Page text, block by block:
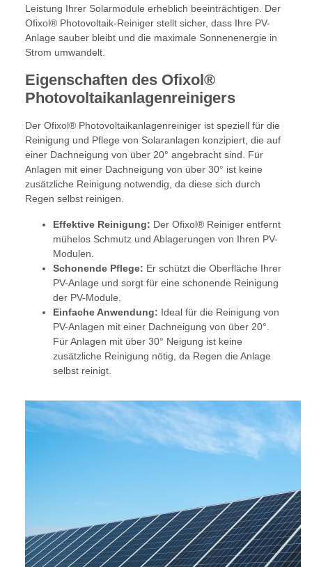
Leistung Ihrer Solarmodule erheblich beeinträchtigen. Der
Ofixol® Photovoltaik-Reiniger stellt sicher, dass Ihre PV-
Anlage sauber bleibt und die maximale Sonnenenergie in
Strom umwandelt.
Eigenschaften des Ofixol®
Photovoltaikanlagenreinigers
Der Ofixol® Photovoltaikanlagenreiniger ist speziell für die
Reinigung und Pflege von Solaranlagen konzipiert, die auf
einer Dachneigung von über 20° angebracht sind. Für
Anlagen mit einer Dachneigung von über 30° ist keine
zusätzliche Reinigung notwendig, da diese sich durch
Regen selbst reinigen.
Effektive Reinigung: Der Ofixol® Reiniger entfernt
mühelos Schmutz und Ablagerungen von Ihren PV-
Modulen.
Schonende Pflege: Er schützt die Oberfläche Ihrer
PV-Anlage und sorgt für eine schonende Reinigung
der PV-Module.
Einfache Anwendung: Ideal für die Reinigung von
PV-Anlagen mit einer Dachneigung von über 20°.
Für Anlagen mit über 30° Neigung ist keine
zusätzliche Reinigung nötig, da Regen die Anlage
selbst reinigt.